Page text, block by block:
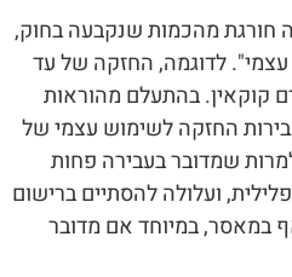
מהכמות שנקבעה בחוק,
לדוגמה, החזקה של עד
מריחואנה, או 0.3 גרם קוקאין. בהתעלם מהוראות
החזקה לשימוש עצמי של
שמדובר בעבירה פחות
ועלולה להסתיים ברישום
במאסר, במיוחד אם מדובר